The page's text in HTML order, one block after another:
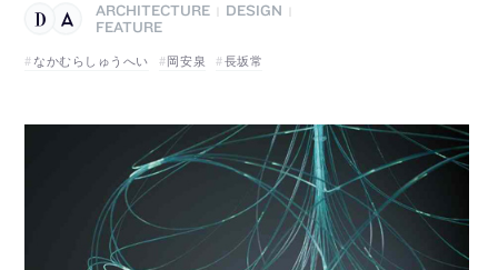
ARCHITECTURE DESIGN
FEATURE
なかむらしゅうへい
岡安泉 長坂常